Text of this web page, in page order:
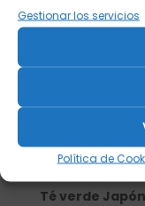
Gestionar los servicios
Política de
13,90€
Té verde
Té verde
25,40€
Té verde
6,95€
Té verde